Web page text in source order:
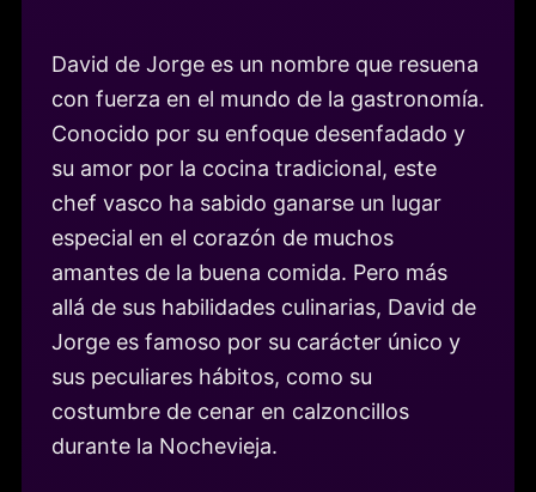
David de Jorge es un nombre que resuena
con fuerza en el mundo de la gastronomía.
Conocido por su enfoque desenfadado y
su amor por la cocina tradicional, este
chef vasco ha sabido ganarse un lugar
especial en el corazón de muchos
amantes de la buena comida. Pero más
allá de sus habilidades culinarias, David de
Jorge es famoso por su carácter único y
sus peculiares hábitos, como su
costumbre de cenar en calzoncillos
durante la Nochevieja.